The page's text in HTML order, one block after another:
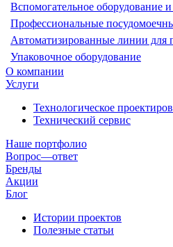
Вспомогательное оборудование
Профессиональные
Автоматизированные линии для
Упаковочное оборудование
О компании
Услуги
Технологическое
Технический сервис
Наше портфолио
Вопрос—ответ
Бренды
Акции
Блог
Истории проектов
Полезные статьи